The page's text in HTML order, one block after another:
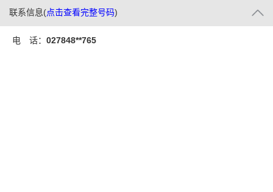
联系信息(点击查看完整号码)
电 话： 027848**765